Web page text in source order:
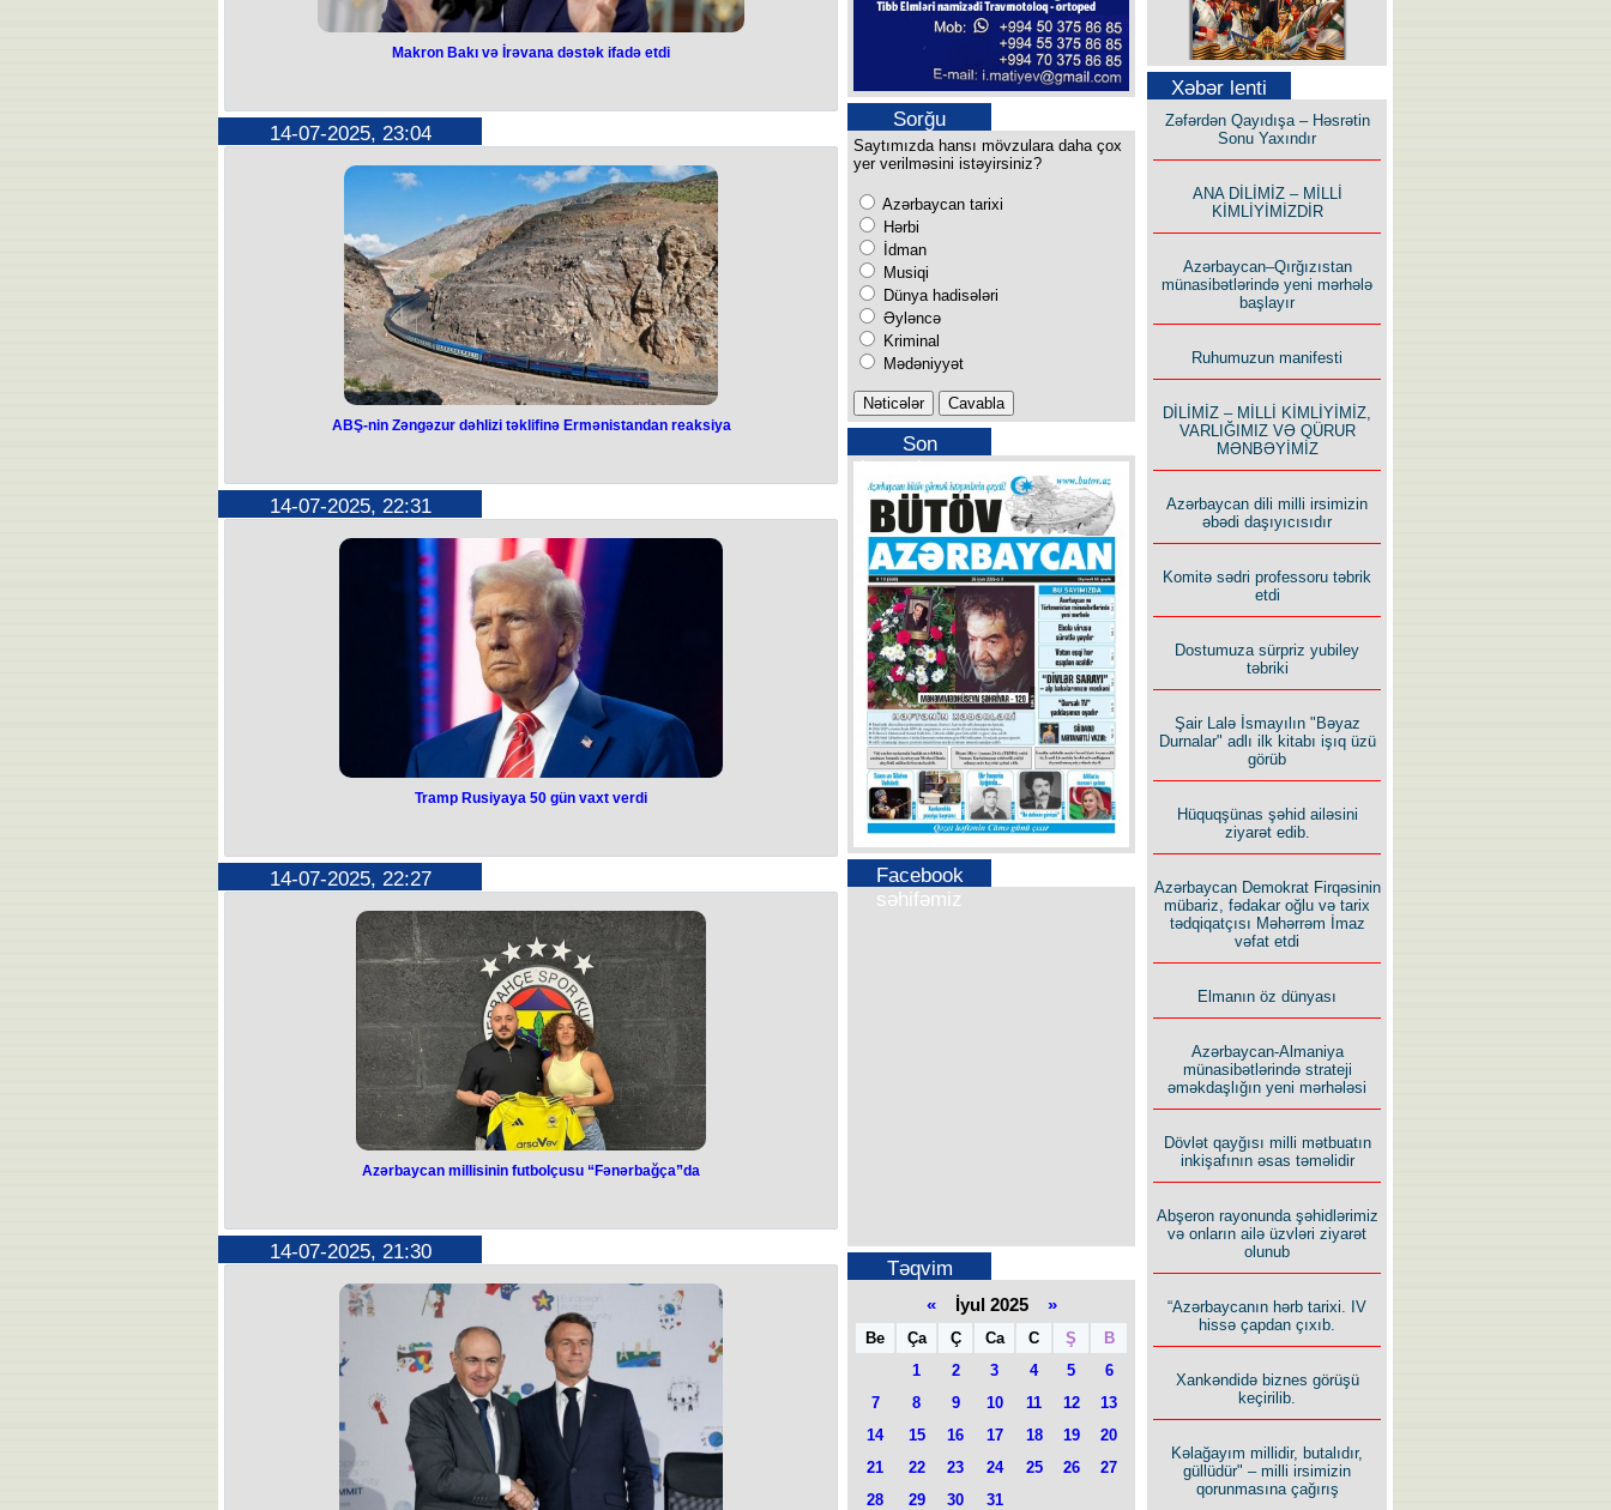
ifadə etdi
arasında sülh sazişinin tezliklə imzalanması regionun bütün ölkələri üçün
yeni bir səhifə aça bilər.
O, bu barədə Parisdə Ermənistanın baş naziri Nikol Paşinyanla
görüşünün nəticələrinə dair X sosial şəbəkəsindəki hesabında yazıb.
Makronun sözlərinə görə, görüş zamanı o, Ermənistanın Azərbaycanla
sülhə nail olmaq səylərinə dəstəyini ifadə edib: "Ermənistan və
Azərbaycan arasında sülh sazişinin qısa müddətdə imzalanması
regionun və onun hüdudlarından kənarda olan bütün ölkələr və xalqlar
üçün yeni bir səhifə açmağa imkan verər".
Makron Bakı və İrəvana dəstək ifadə etdi
14-07-2025, 23:04
Ermənistandan reaksiya
blokdan çıxarılmasını müzakirə edir.
Bunu Ermənistanın baş nazirinin mətbuat katibi Nazeli Baqdasaryan
deyib.
"Ermənistan öz suveren ərazisinə nəzarəti heç bir üçüncü tərəfə həvalə
etməyi müzakirə etməyib və müzakirə etmir. Ermənistan Respublikasının
ərazisinin heç bir hissəsi Ermənistan Respublikasının ərazi bütövlüyü,
suverenliyi və yurisdiksiyasından kənarda ola bilməz. Ölkə
qanunvericiliyinə görə, Ermənistan torpaqları yalnız kənd təsərrüfatı
məqsədilə icarəyə verilə bilər. ABŞ səfirinin dediyi variant mümkün deyil",
- deyə Baqdasaryan bildirib.
Xatırladaq ki, ABŞ-nin Türkiyədəki səfiri Tom Barrak bildirmişdi ki, ABŞ iki
Qafqaz ölkəsi arasında uzun müddətdir dalana dirənmiş diplomatik
danışıqların irəliləyişinə nail olmaq məqsədilə Ermənistan və Azərbaycan
arasında planlaşdırılan nəqliyyat dəhlizinə nəzarəti öz üzərinə götürməyi
təklif edib.
ABŞ-nin Zəngəzur dəhlizi təklifinə Ermənistandan reaksiya
14-07-2025, 22:31
"Moskva və Vaşinqton arasında 50 gün ərzində Ukraynadakı nizamlanma
ilə bağlı razılaşma əldə olunmasa, ABŞ Administrasiyası Rusiyaya qarşı
Bu barədə ABŞ Prezidenti Donald Tramp Ağ Evdə NATO-nun baş katibi
Mark Rütte ilə görüşündə bildirib.
"Biz onlardan çox narazıyıq. Təqribən 100 faiz həcmindəki rüsumları ikinci
dərəcəli rüsumlar adlandırmaq mümkündür. Mən düşünürdüm ki, biz iki
aya razılaşma əldə edəcəyik" , - deyə o qeyd edib.
Tramp Rusiyaya 50 gün vaxt verdi
14-07-2025, 22:27
“Fənərbağça”da
yeni klubu bəlli olub.
26 yaşlı oyunçu "Fənərbağça"ya keçib. Bu barədə İstanbul təmsilçisinin
rəsmi saytı məlumat yayıb.
Yarımmüdafiəçi ilə 1 illik müqavilə imzalanıb.
Qeyd edək ki, Peritan Bozdağ son olaraq "Fatih Vatan"da çıxış edib.
Azərbaycan millisinin futbolçusu “Fənərbağça”da
14-07-2025, 21:30
Sorğu
Saytımızda hansı mövzulara daha çox
yer verilməsini istəyirsiniz?
Azərbaycan tarixi
Hərbi
İdman
Musiqi
Dünya hadisələri
Əyləncə
Kriminal
Mədəniyyət
Son
buraxılışımız
Facebook
səhifəmiz
Təqvim
«İyul 2025 »
Be Ça Ç Ca C Ş
B
1
2 3 4 5
6
7
8 9 10 11 12
13
14
15 16 17 18 19
20
21
22 23 24 25 26
27
28
29 30 31
Səfər Alışarlı yazır
Uzun yolun Yolçusu
Rusiyanın süqutunu qaçılmaz
edən beş şərt
Xəbər lenti
Zəfərdən Qayıdışa – Həsrətin
Sonu Yaxındır
ANA DİLİMİZ – MİLLİ
KİMLİYİMİZDİR
Azərbaycan–Qırğızıstan
münasibətlərində yeni mərhələ
başlayır
Ruhumuzun manifesti
DİLİMİZ – MİLLİ KİMLİYİMİZ,
VARLIĞIMIZ VƏ QÜRUR
MƏNBƏYİMİZ
Azərbaycan dili milli irsimizin
əbədi daşıyıcısıdır
Komitə sədri professoru təbrik
etdi
Dostumuza sürpriz yubiley
təbriki
Şair Lalə İsmayılın "Bəyaz
Durnalar" adlı ilk kitabı işıq üzü
görüb
Hüquqşünas şəhid ailəsini
ziyarət edib.
Azərbaycan Demokrat Firqəsinin
mübariz, fədakar oğlu və tarix
tədqiqatçısı Məhərrəm İmaz
vəfat etdi
Elmanın öz dünyası
Azərbaycan-Almaniya
münasibətlərində strateji
əməkdaşlığın yeni mərhələsi
Dövlət qayğısı milli mətbuatın
inkişafının əsas təməlidir
Abşeron rayonunda şəhidlərimiz
və onların ailə üzvləri ziyarət
olunub
“Azərbaycanın hərb tarixi. IV
hissə çapdan çıxıb.
Xankəndidə biznes görüşü
keçirilib.
Kəlağayım millidir, butalıdır,
güllüdür" – milli irsimizin
qorunmasına çağırış